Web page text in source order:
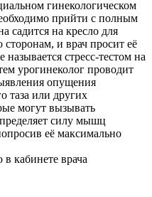
гинекологическом
прийти с полным
на кресло для
сторонам, и врач просит её
стресс-тестом на
урогинеколог проводит
опущения
таза или других
могут вызывать
силу мышц
её максимально